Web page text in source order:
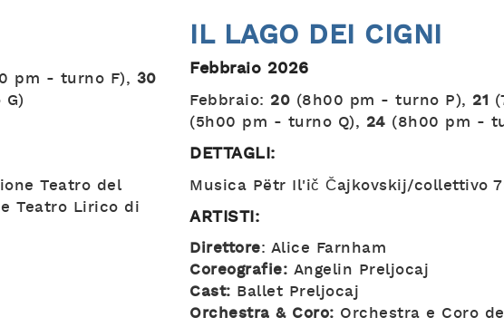
pm - turno F), 30
Teatro del
Teatro Lirico di
IL LAGO DEI CIGNI
Febbraio 2026
Febbraio: 20 (8h00 pm - turno P), 21
(5h00 pm - turno Q), 24 (8h00 pm -
DETTAGLI:
Musica Pëtr Il'ič Čajkovskij/collettivo
ARTISTI:
Direttore: Alice Farnham
Coreografie: Angelin Preljocaj
Cast: Ballet Preljocaj
Orchestra & Coro: Orchestra e Coro